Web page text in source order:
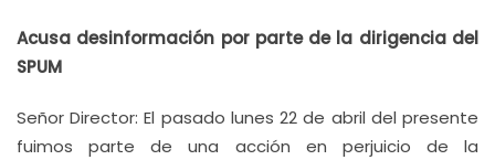
Acusa desinformación por parte de la dirigencia del
SPUM
Señor Director: El pasado lunes 22 de abril del presente
fuimos parte de una acción en perjuicio de la